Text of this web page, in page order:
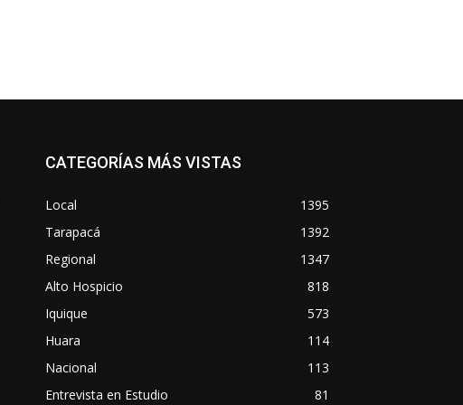
CATEGORÍAS MÁS VISTAS
Local
1395
Tarapacá
1392
Regional
1347
Alto Hospicio
818
Iquique
573
Huara
114
Nacional
113
Entrevista en Estudio
81